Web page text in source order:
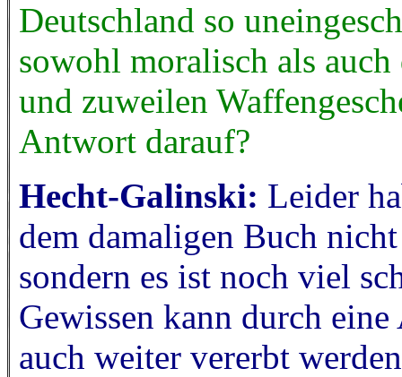
Deutschland so
sowohl moralisch als
und zuweilen
Antwort darauf?
Hecht-Galinski: Leider
dem damaligen Buch
sondern es ist noch viel
Gewissen kann durch
auch weiter vererbt